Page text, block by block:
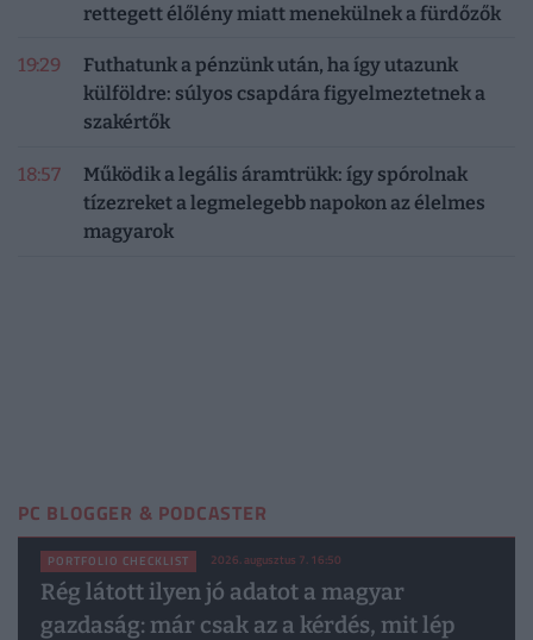
rettegett élőlény miatt menekülnek a fürdőzők
19:29
Futhatunk a pénzünk után, ha így utazunk
külföldre: súlyos csapdára figyelmeztetnek a
szakértők
18:57
Működik a legális áramtrükk: így spórolnak
tízezreket a legmelegebb napokon az élelmes
magyarok
PC BLOGGER & PODCASTER
PORTFOLIO CHECKLIST 2026. augusztus 7. 16:50
Rég látott ilyen jó adatot a magyar
gazdaság: már csak az a kérdés, mit lép